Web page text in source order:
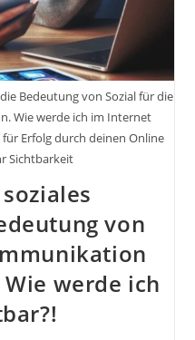
Bedeutung von Sozial für die
Wie werde ich im Internet
Erfolg durch deinen Online
Sichtbarkeit
von
werde ich